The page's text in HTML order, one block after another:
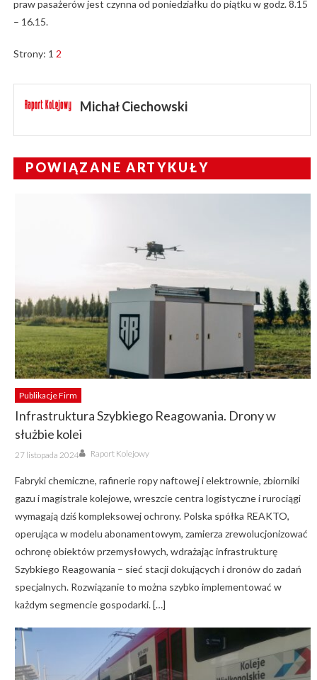
praw pasażerów jest czynna od poniedziałku do piątku w godz. 8.15
– 16.15.
Strony: 1 2
Michał Ciechowski
POWIĄZANE ARTYKUŁY
Publikacje Firm
Infrastruktura Szybkiego Reagowania. Drony w
służbie kolei
Posted
on
27 listopada 2024 Author
Raport Kolejowy
Fabryki chemiczne, rafinerie ropy naftowej i elektrownie, zbiorniki
gazu i magistrale kolejowe, wreszcie centra logistyczne i rurociągi
wymagają dziś kompleksowej ochrony. Polska spółka REAKTO,
operująca w modelu abonamentowym, zamierza zrewolucjonizować
ochronę obiektów przemysłowych, wdrażając infrastrukturę
Szybkiego Reagowania – sieć stacji dokujących i dronów do zadań
specjalnych. Rozwiązanie to można szybko implementować w
każdym segmencie gospodarki. […]